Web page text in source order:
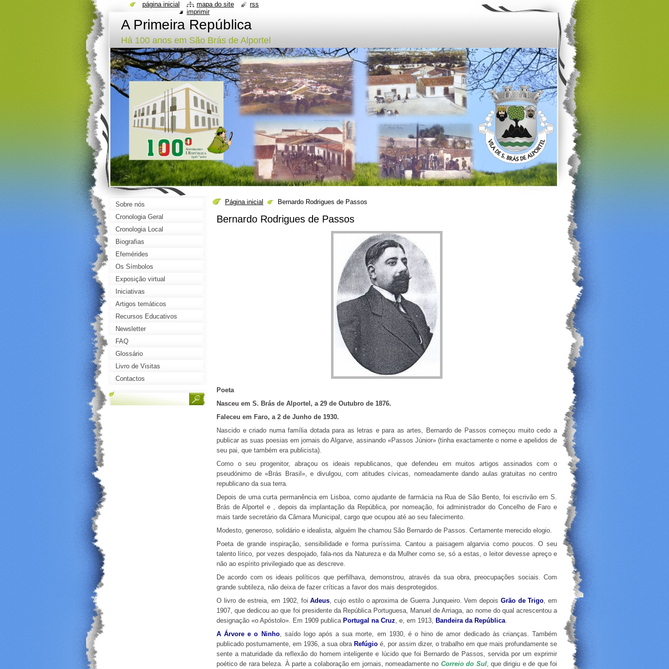
A Primeira República
Há 100 anos em São Brás de Alportel
Página inicial Bernardo Rodrigues de Passos
Bernardo Rodrigues de Passos
Poeta
Nasceu em S. Brás de Alportel, a 29 de Outubro de 1876.
Faleceu em Faro, a 2 de Junho de 1930.
Nascido e criado numa família dotada para as letras e para as artes, Bernardo de Passos começou muito cedo a
publicar as suas poesias em jornais do Algarve, assinando «Passos Júnior» (tinha exactamente o nome e apelidos de
seu pai, que também era publicista).
Como o seu progenitor, abraçou os ideais republicanos, que defendeu em muitos artigos assinados com o
pseudónimo de «Brás Brasil», e divulgou, com atitudes cívicas, nomeadamente dando aulas gratuitas no centro
republicano da sua terra.
Depois de uma curta permanência em Lisboa, como ajudante de farmácia na Rua de São Bento, foi escrivão em S.
Brás de Alportel e , depois da implantação da República, por nomeação, foi administrador do Concelho de Faro e
mais tarde secretário da Câmara Municipal, cargo que ocupou até ao seu falecimento.
Modesto, generoso, solidário e idealista, alguém lhe chamou São Bernardo de Passos. Certamente merecido elogio.
Poeta de grande inspiração, sensibilidade e forma puríssima. Cantou a paisagem algarvia como poucos. O seu
talento lírico, por vezes despojado, fala-nos da Natureza e da Mulher como se, só a estas, o leitor devesse apreço e
não ao espírito privilegiado que as descreve.
De acordo com os ideais políticos que perfilhava, demonstrou, através da sua obra, preocupações sociais. Com
grande subtileza, não deixa de fazer críticas a favor dos mais desprotegidos.
O livro de estreia, em 1902, foiAdeus, cujo estilo o aproxima de Guerra Junqueiro. Vem depois Grão de Trigo, em
1907, que dedicou ao que foi presidente da República Portuguesa, Manuel de Arriaga, ao nome do qual acrescentou a
designação «o Apóstolo». Em 1909 publica Portugal na Cruz, e, em 1913, Bandeira da República.
A Árvore e o Ninho, saído logo após a sua morte, em 1930, é o hino de amor dedicado às crianças. Também
publicado postumamente, em 1936, a sua obra Refúgio é, por assim dizer, o trabalho em que mais profundamente se
sente a maturidade da reflexão do homem inteligente e lúcido que foi Bernardo de Passos, servida por um exprimir
poético de rara beleza. À parte a colaboração em jornais, nomeadamente no Correio do Sul, que dirigiu e de que foi
Sobre nós
Cronologia Geral
Cronologia Local
Biografias
Efemérides
Os Símbolos
Exposição virtual
Iniciativas
Artigos temáticos
Recursos Educativos
Newsletter
FAQ
Glossário
Livro de Visitas
Contactos
página inicial mapa do site
rss
imprimir